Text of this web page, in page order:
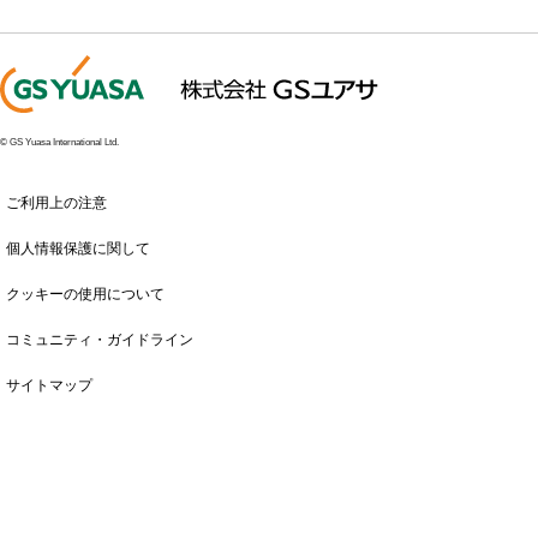
© GS Yuasa International Ltd.
ご利用上の注意
個人情報保護に関して
クッキーの使用について
コミュニティ・ガイドライン
サイトマップ